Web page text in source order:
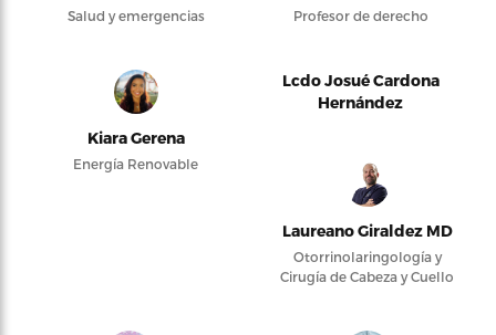
Salud y emergencias Profesor de derecho
Kiara Gerena
Energía Renovable
Lcdo Josué Cardona
Hernández
Laureano Giraldez MD
Otorrinolaringología y
Cirugía de Cabeza y Cuello